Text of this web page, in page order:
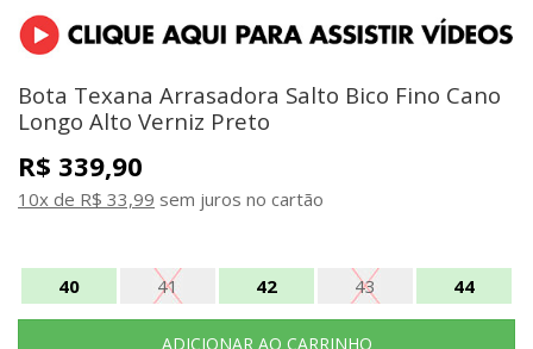
Bota Texana Arrasadora Salto Bico Fino Cano
Longo Alto Verniz Preto
R$ 339,90
10x de R$ 33,99 sem juros no cartão
40 41 42 43 44